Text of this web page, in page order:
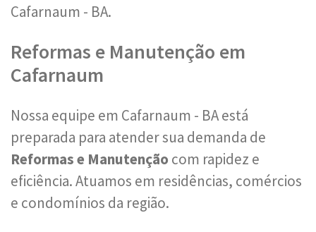
Cafarnaum - BA.
Reformas e Manutenção em
Cafarnaum
Nossa equipe em Cafarnaum - BA está
preparada para atender sua demanda de
Reformas e Manutenção com rapidez e
eficiência. Atuamos em residências, comércios
e condomínios da região.